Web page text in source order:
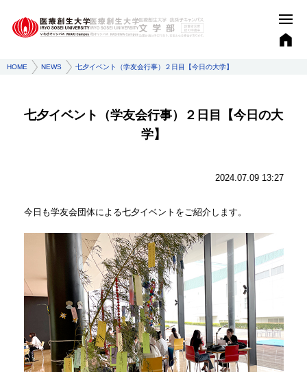
HOME NEWS 七夕イベント（学友会行事）２日目【今日の大学】
七夕イベント（学友会行事）２日目【今日の大
学】
2024.07.09 13:27
今日も学友会団体による七夕イベントをご紹介します。